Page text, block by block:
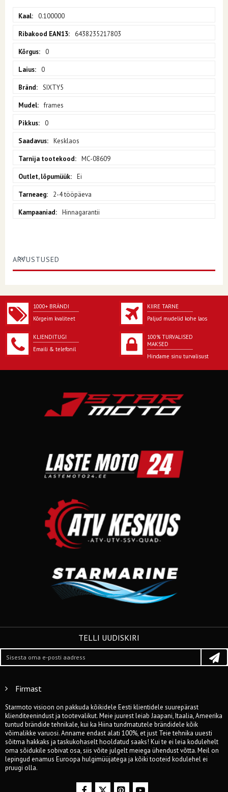
0.100000
6438235217803
0
0
SIXTY5
frames
0
Kesklaos
MC-08609
Ei
2-4 tööpäeva
Hinnagarantii
ARVUSTUSED
1000+ BRÄNDI
Kõrgeim kvaliteet
KIIRE TARNE
Paljud mudelid kohe laos
KLIENDITUGI
Emaili & telefonil
100% TURVALISED
MAKSED
Hindame sinu turvalisust
TELLI UUDISKIRI
Firmast
Starmoto visioon on pakkuda kõikidele Eesti klientidele suurepärast
klienditeenindust ja tootevalikut. Meie juurest leiab Jaapani, Itaalia, Ameerika
tuntud brändide tehnikale, kui ka Hiina tundmatutele brändidele kõik
võimalikke varuosi. Anname endast alati 100%, et just Teie tehnika uuesti
sõitma hakkaks ja taskukohaselt hooldatud saaks! Kui te ei leia kodulehelt
oma sõidukile sobivat osa, siis võite julgelt meiega ühendust võtta. Meil on
lepingud enamus Euroopa hulgimüüjatega ja kõiki tooteid kodulehel ei
pruugi olla.